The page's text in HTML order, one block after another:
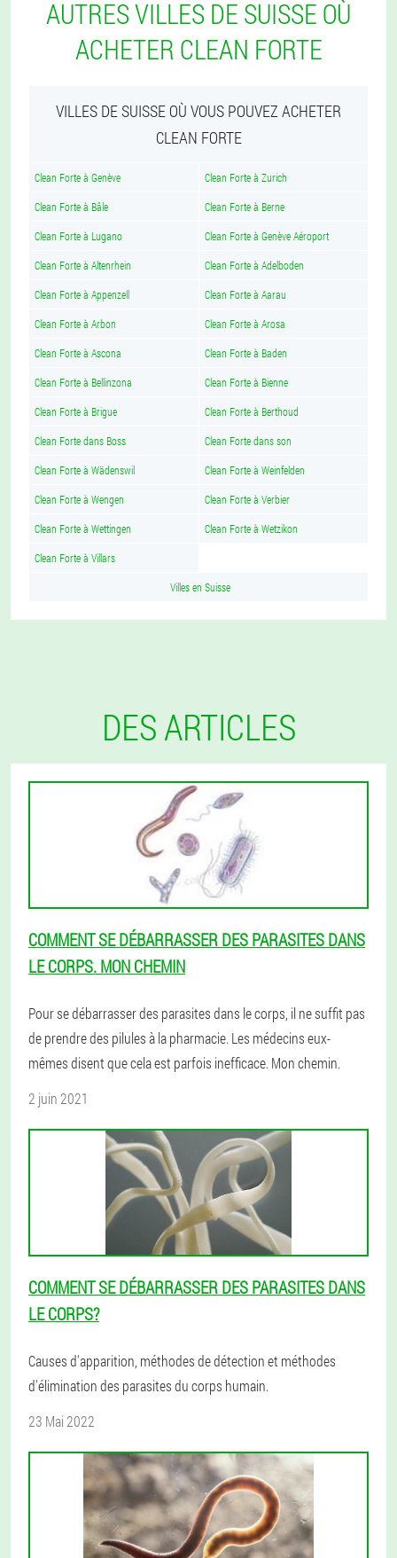
AUTRES VILLES DE SUISSE OÙ
ACHETER CLEAN FORTE
VILLES DE SUISSE OÙ VOUS POUVEZ ACHETER
CLEAN FORTE
Clean Forte à Genève Clean Forte à Zurich
Clean Forte à Bâle Clean Forte à Berne
Clean Forte à Lugano Clean Forte à Genève Aéroport
Clean Forte à Altenrhein Clean Forte à Adelboden
Clean Forte à Appenzell Clean Forte à Aarau
Clean Forte à Arbon Clean Forte à Arosa
Clean Forte à Ascona Clean Forte à Baden
Clean Forte à Bellinzona Clean Forte à Bienne
Clean Forte à Brigue Clean Forte à Berthoud
Clean Forte dans Boss Clean Forte dans son
Clean Forte à Wädenswil Clean Forte à Weinfelden
Clean Forte à Wengen Clean Forte à Verbier
Clean Forte à Wettingen Clean Forte à Wetzikon
Clean Forte à Villars
Villes en Suisse
DES ARTICLES
COMMENT SE DÉBARRASSER DES PARASITES DANS
LE CORPS. MON CHEMIN
Pour se débarrasser des parasites dans le corps, il ne suffit pas
de prendre des pilules à la pharmacie. Les médecins eux-
mêmes disent que cela est parfois inefficace. Mon chemin.
2 juin 2021
COMMENT SE DÉBARRASSER DES PARASITES DANS
LE CORPS?
Causes d'apparition, méthodes de détection et méthodes
d'élimination des parasites du corps humain.
23 Mai 2022